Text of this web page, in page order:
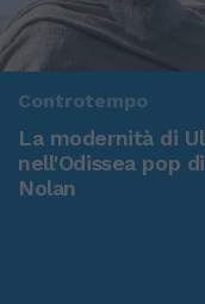
Controtempo
La modernità di
nell'Odissea pop
Nolan